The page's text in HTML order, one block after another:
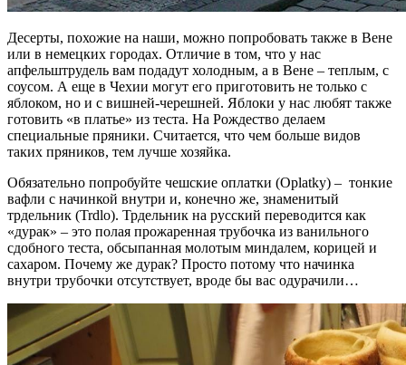
Десерты, похожие на наши, можно попробовать также в Вене
или в немецких городах. Отличие в том, что у нас
апфельштрудель вам подадут холодным, а в Вене – теплым, с
соусом. А еще в Чехии могут его приготовить не только с
яблоком, но и с вишней-черешней. Яблоки у нас любят также
готовить «в платье» из теста. На Рождество делаем
специальные пряники. Считается, что чем больше видов
таких пряников, тем лучше хозяйка.
Обязательно попробуйте чешские оплатки (Oplatky) – тонкие
вафли с начинкой внутри и, конечно же, знаменитый
трдельник (Trdlo). Трдельник на русский переводится как
«дурак» – это полая прожаренная трубочка из ванильного
сдобного теста, обсыпанная молотым миндалем, корицей и
сахаром. Почему же дурак? Просто потому что начинка
внутри трубочки отсутствует, вроде бы вас одурачили…